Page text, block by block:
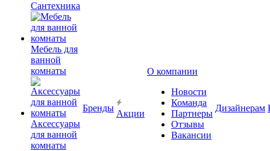
Сантехника
Мебель для
ванной
комнаты
Аксессуары
для ванной
комнаты
Бренды
Акции
О компании
Новости
Команда
Партнеры
Отзывы
Вакансии
Дизайнерам